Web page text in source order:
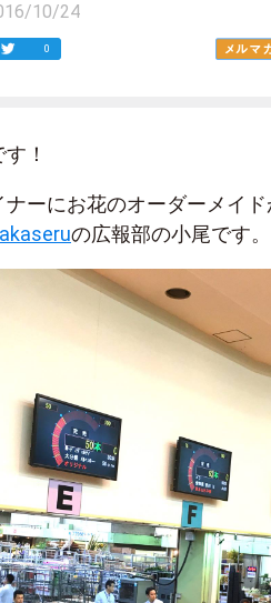
10/24
0
！
ナーにお花のオーダーメイ
の広報部の小尾です。